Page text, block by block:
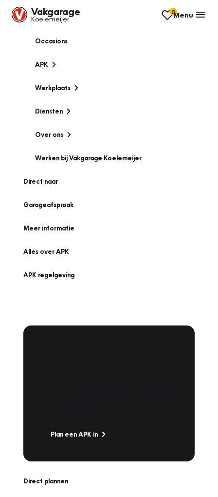
Vakgarage
Koelemeijer
0Menu
Occasions
APK
Werkplaats
Diensten
Over ons
Werken bij Vakgarage Koelemeijer
Direct naar
Garageafspraak
Meer informatie
Alles over APK
APK regelgeving
Plan een APK in
Direct plannen